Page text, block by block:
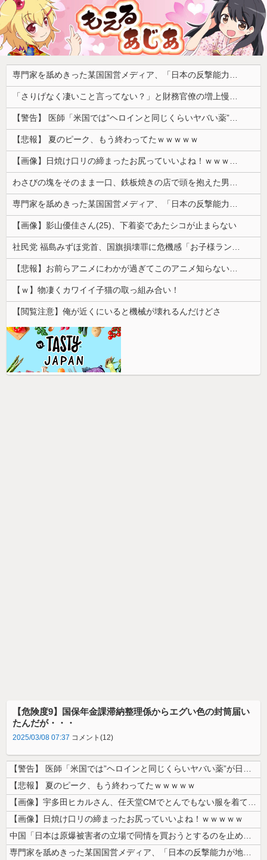
専門家を舐めきった某国国営メディア、「日本の反撃能力が地域を不安定化させている」というストーリーで番組制作を進めようとするも……
「さりげなく凄いこと言ってない？」と財務官僚の増上慢っぷりに衝撃を受ける人が続出、なぜ官僚にすぎない財務省が……
【警告】 医師「米国では”ヘロインと同じくらいヤバい薬”が日本では平気で処方されてる」
【悲報】 夏のピーク、もう終わってたｗｗｗｗｗ
【画像】日焼け口リの締まったお尻っていいよね！ｗｗｗｗｗ
わさびの塊をそのまま一口、鉄板焼きの店で頭を抱えた男「もう時間の匂いまで嗅ぎ分けられるだろ」【海外の反応】
専門家を舐めきった某国国営メディア、「日本の反撃能力が地域を不安定化させている」というストーリーで番組制作を進めようとするも……
【画像】影山優佳さん(25)、下着姿であたシコが止まらない
社民党 福島みずほ党首、国旗損壊罪に危機感「お子様ランチの日の丸は折っても破っても処罰されない、 どうでしょう。本当にそうなのか」
【悲報】お前らアニメにわかが過ぎてこのアニメ知らないｗｗｗｗｗ
【ｗ】物凄くカワイイ子猫の取っ組み合い！
【閲覧注意】俺が近くにいると機械が壊れるんだけどさ
【危険度9】国保年金課滞納整理係からエグい色の封筒届い
たんだが・・・
2025/03/08 07:37 コメント(12)
【警告】 医師「米国では”ヘロインと同じくらいヤバい薬”が日本では平気...
【悲報】 夏のピーク、もう終わってたｗｗｗｗｗ
【画像】宇多田ヒカルさん、任天堂CMでとんでもない服を着てしまうｗｗｗ...
【画像】日焼け口リの締まったお尻っていいよね！ｗｗｗｗｗ
中国「日本は原爆被害者の立場で同情を買おうとするのを止めろ」
専門家を舐めきった某国国営メディア、「日本の反撃能力が地域を不安定化さ...